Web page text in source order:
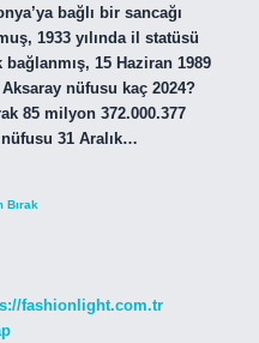
bağlı bir sancağı
1933 yılında il statüsü
bağlanmış, 15 Haziran 1989
nüfusu kaç 2024?
85 milyon 372.000.377
31 Aralık…
Bırak
fashionlight.com.tr